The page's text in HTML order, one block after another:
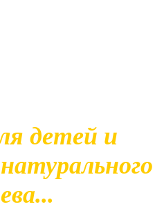
детей и